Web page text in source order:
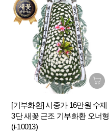
[기부화환] 시중가 16만원 수제
3단 새꽃 근조 기부화환 오너형
(i-10013)